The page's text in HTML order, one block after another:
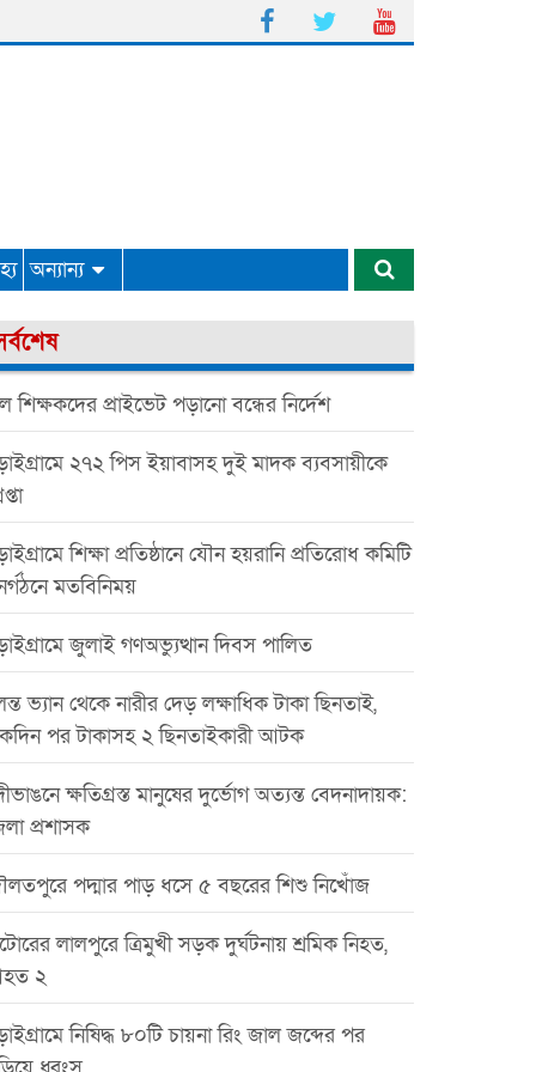
অন্যান্য
শিক্ষকদের প্রাইভেট পড়ানো বন্ধের নির্দেশ
২৭২ পিস ইয়াবাসহ দুই মাদক ব্যবসায়ীকে
শিক্ষা প্রতিষ্ঠানে যৌন হয়রানি প্রতিরোধ কমিটি
মতবিনিময়
জুলাই গণঅভ্যুত্থান দিবস পালিত
ভ্যান থেকে নারীর দেড় লক্ষাধিক টাকা ছিনতাই,
পর টাকাসহ ২ ছিনতাইকারী আটক
ক্ষতিগ্রস্ত মানুষের দুর্ভোগ অত্যন্ত বেদনাদায়ক:
প্রশাসক
পদ্মার পাড় ধসে ৫ বছরের শিশু নিখোঁজ
লালপুরে ত্রিমুখী সড়ক দুর্ঘটনায় শ্রমিক নিহত,
২
নিষিদ্ধ ৮০টি চায়না রিং জাল জব্দের পর